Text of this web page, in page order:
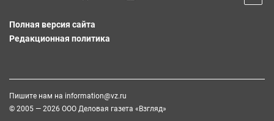
Полная версия сайта
Редакционная политика
Пишите нам на information@vz.ru
© 2005 — 2026 ООО Деловая газета «Взгляд»